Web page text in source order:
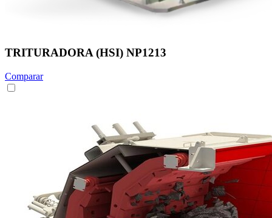
TRITURADORA (HSI) NP1213
Comparar